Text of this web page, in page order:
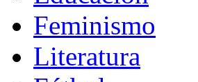
Feminismo
Literatura